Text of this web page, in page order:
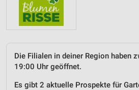
Die Filialen in deiner Region haben
19:00 Uhr geöffnet.
Es gibt 2 aktuelle Prospekte für